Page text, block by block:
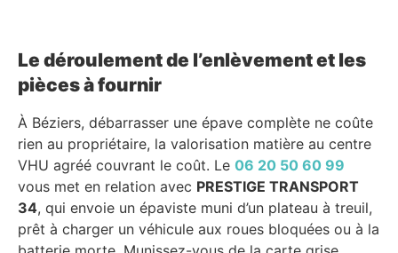
Le déroulement de l’enlèvement et les
pièces à fournir
À Béziers, débarrasser une épave complète ne coûte
rien au propriétaire, la valorisation matière au centre
VHU agréé couvrant le coût. Le 06 20 50 60 99
vous met en relation avec PRESTIGE TRANSPORT
34, qui envoie un épaviste muni d’un plateau à treuil,
prêt à charger un véhicule aux roues bloquées ou à la